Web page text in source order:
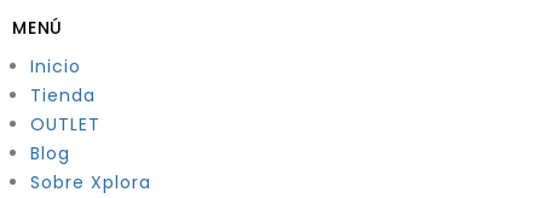
MENÚ
Inicio
Tienda
OUTLET
Blog
Sobre Xplora